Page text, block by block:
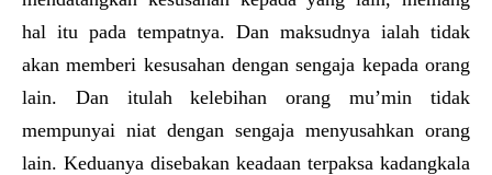
hal itu pada tempatnya. Dan maksudnya ialah tidak
akan memberi kesusahan dengan sengaja kepada orang
lain. Dan itulah kelebihan orang mu’min tidak
mempunyai niat dengan sengaja menyusahkan orang
lain. Keduanya disebakan keadaan terpaksa kadangkala